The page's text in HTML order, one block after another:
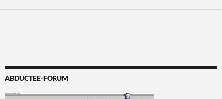
ABDUCTEE-FORUM